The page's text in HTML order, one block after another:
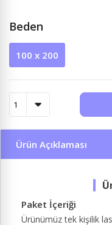
Beden
100 x 200
Ürün Açıklaması
Paket İçeriği
Ürünümüz tek kişilik